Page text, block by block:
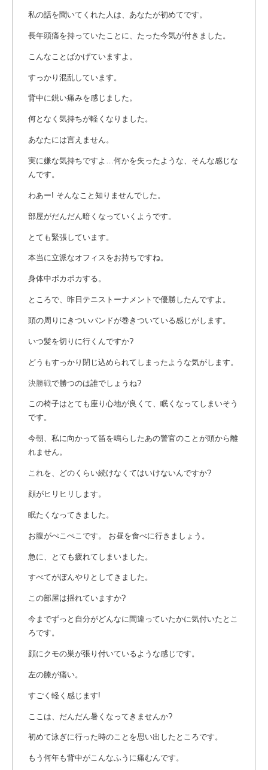
私の話を聞いてくれた人は、あなたが初めてです。
長年頭痛を持っていたことに、たった今気が付きました。
こんなことばかげていますよ。
すっかり混乱しています。
背中に鋭い痛みを感じました。
何となく気持ちが軽くなりました。
あなたには言えません。
実に嫌な気持ちですよ…何かを失ったような、そんな感じな
んです。
わあー! そんなこと知りませんでした。
部屋がだんだん暗くなっていくようです。
とても緊張しています。
本当に立派なオフィスをお持ちですね。
身体中ポカポカする。
ところで、昨日テニストーナメントで優勝したんですよ。
頭の周りにきついバンドが巻きついている感じがします。
いつ髪を切りに行くんですか?
どうもすっかり閉じ込められてしまったような気がします。
決勝戦で勝つのは誰でしょうね?
この椅子はとても座り心地が良くて、眠くなってしまいそう
です。
今朝、私に向かって笛を鳴らしたあの警官のことが頭から離
れません。
これを、どのくらい続けなくてはいけないんですか?
顔がヒリヒリします。
眠たくなってきました。
お腹がぺこぺこです。 お昼を食べに行きましょう。
急に、とても疲れてしまいました。
すべてがぼんやりとしてきました。
この部屋は揺れていますか?
今までずっと自分がどんなに間違っていたかに気付いたとこ
ろです。
顔にクモの巣が張り付いているような感じです。
左の膝が痛い。
すごく軽く感じます!
ここは、だんだん暑くなってきませんか?
初めて泳ぎに行った時のことを思い出したところです。
もう何年も背中がこんなふうに痛むんです。